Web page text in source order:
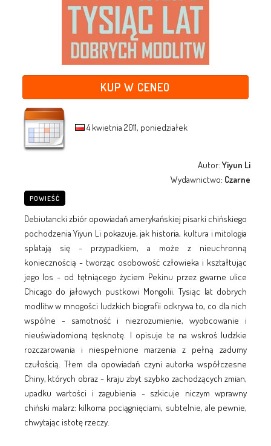
KUP W CENEO
4 kwietnia 2011, poniedziałek
Autor:Yiyun Li
Wydawnictwo: Czarne
POWIEŚĆ
Debiutancki zbiór opowiadań amerykańskiej pisarki chińskiego
pochodzenia Yiyun Li pokazuje, jak historia, kultura i mitologia
splatają się - przypadkiem, a może z nieuchronną
koniecznością - tworząc osobowość człowieka i kształtując
jego los - od tętniącego życiem Pekinu przez gwarne ulice
Chicago do jałowych pustkowi Mongolii. Tysiąc lat dobrych
modlitw w mnogości ludzkich biografii odkrywa to, co dla nich
wspólne - samotność i niezrozumienie, wyobcowanie i
nieuświadomioną tęsknotę. I opisuje te na wskroś ludzkie
rozczarowania i niespełnione marzenia z pełną zadumy
czułością. Tłem dla opowiadań czyni autorka współczesne
Chiny, których obraz - kraju zbyt szybko zachodzących zmian,
upadku wartości i zagubienia - szkicuje niczym wprawny
chiński malarz: kilkoma pociągnięciami, subtelnie, ale pewnie,
chwytając istotę rzeczy.